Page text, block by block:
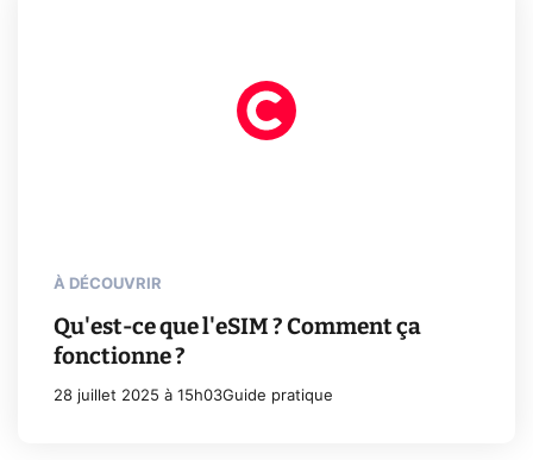
À DÉCOUVRIR
Qu'est-ce que l'eSIM ? Comment ça
fonctionne ?
28 juillet 2025 à 15h03Guide pratique